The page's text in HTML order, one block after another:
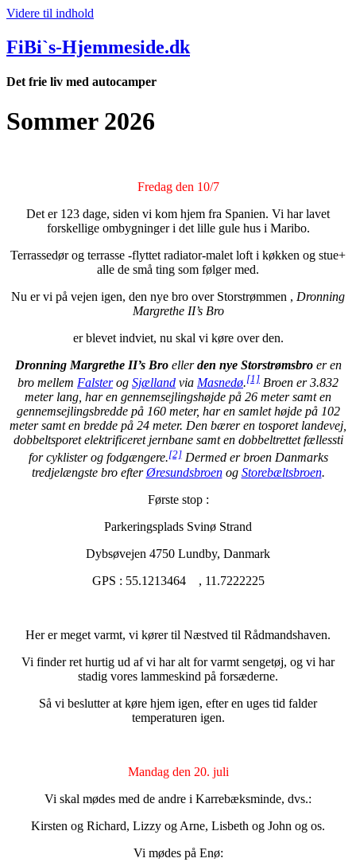
Videre til indhold
FiBi`s-Hjemmeside.dk
Det frie liv med autocamper
Sommer 2026
Fredag den 10/7
Det er 123 dage, siden vi kom hjem fra Spanien. Vi har lavet
forskellige ombygninger i det lille gule hus i Maribo.
Terrassedør og terrasse -flyttet radiator-malet loft i køkken og stue+
alle de små ting som følger med.
Nu er vi på vejen igen, den nye bro over Storstrømmen , Dronning
Margrethe II’s Bro
er blevet indviet, nu skal vi køre over den.
Dronning Margrethe II’s Broellerden nye Storstrømsbroer en
bro mellem Falsterog Sjælland via Masnedø.[1] Broen er 3.832
meter lang, har en gennemsejlingshøjde på 26 meter samt en
gennemsejlingsbredde på 160 meter, har en samlet højde på 102
meter samt en bredde på 24 meter. Den bærer en tosporet landevej,
dobbeltsporet elektrificeret jernbane samt en dobbeltrettet fællessti
for cyklister og fodgængere.[2]Dermed er broen Danmarks
tredjelængste bro efterØresundsbroenog Storebæltsbroen.
Første stop :
Parkeringsplads Svinø Strand
Dybsøvejen 4750 Lundby, Danmark
GPS : 55.1213464 , 11.7222225
Her er meget varmt, vi kører til Næstved til Rådmandshaven.
Vi finder ret hurtig ud af vi har alt for varmt sengetøj, og vi har
stadig vores lammeskind på forsæderne.
Så vi beslutter at køre hjem igen, efter en uges tid falder
temperaturen igen.
Mandag den 20. juli
Vi skal mødes med de andre i Karrebæksminde, dvs.:
Kirsten og Richard, Lizzy og Arne, Lisbeth og John og os.
Vi mødes på Enø: